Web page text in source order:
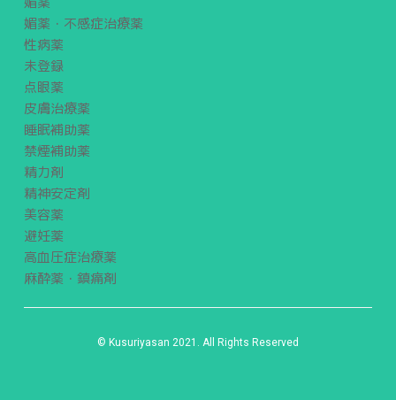
媚薬・不感症治療薬
性病薬
未登録
点眼薬
皮膚治療薬
睡眠補助薬
禁煙補助薬
精力剤
精神安定剤
美容薬
避妊薬
高血圧症治療薬
麻酔薬・鎮痛剤
© Kusuriyasan 2021. All Rights Reserved